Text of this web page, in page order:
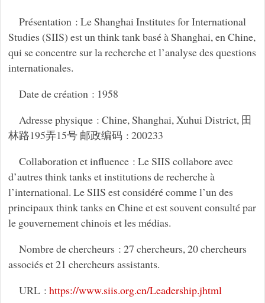
Présentation : Le Shanghai Institutes for International
Studies (SIIS) est un think tank basé à Shanghai, en Chine,
qui se concentre sur la recherche et l’analyse des questions
internationales.
Date de création : 1958
Adresse physique : Chine, Shanghai, Xuhui District, 田
林路195弄15号 邮政编码 : 200233
Collaboration et influence : Le SIIS collabore avec
d’autres think tanks et institutions de recherche à
l’international. Le SIIS est considéré comme l’un des
principaux think tanks en Chine et est souvent consulté par
le gouvernement chinois et les médias.
Nombre de chercheurs : 27 chercheurs, 20 chercheurs
associés et 21 chercheurs assistants.
URL : https://www.siis.org.cn/Leadership.jhtml